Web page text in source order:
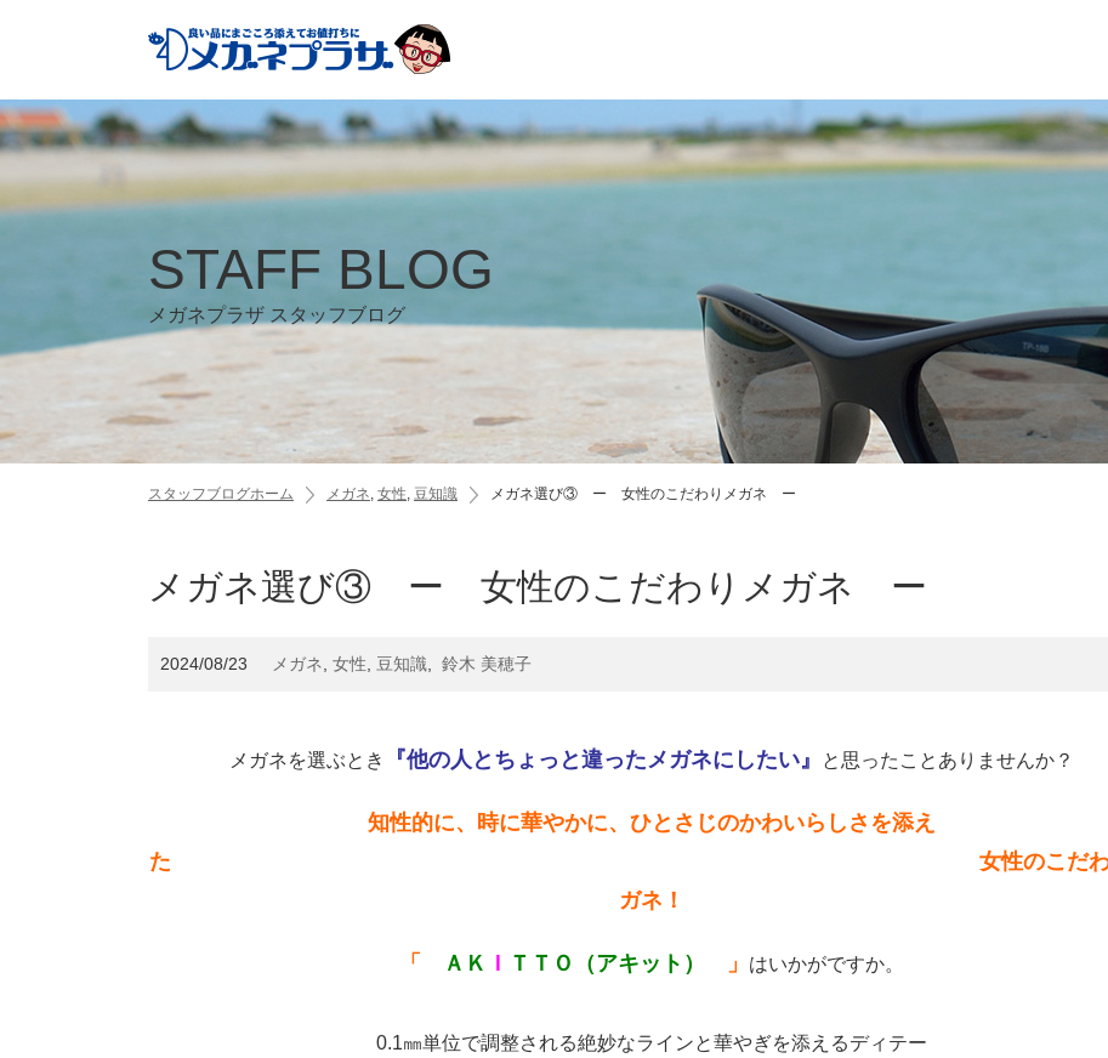
STAFF BLOG
メガネプラザ スタッフブログ
スタッフブログホーム メガネ, 女性, 豆知識 メガネ選び③ ー 女性のこだわりメガネ ー
メガネ選び③ ー 女性のこだわりメガネ ー
2024/08/23 メガネ 女性 豆知識 鈴木 美穂子
メガネを選ぶとき 『他の人とちょっと違ったメガネにしたい』 と思ったことありませんか？
知性的に、時に華やかに、ひとさじのかわいらしさを添え
た 女性のこだ
ガネ！
「 ＡＫ ＴＴＯ（アキット） 」 はいかがですか。
0.1㎜単位で調整される絶妙なラインと華やぎを添えるディテー